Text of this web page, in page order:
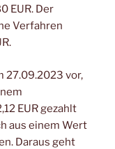
EUR. Der
Verfahren
27.09.2023 vor,
EUR gezahlt
aus einem Wert
Daraus geht